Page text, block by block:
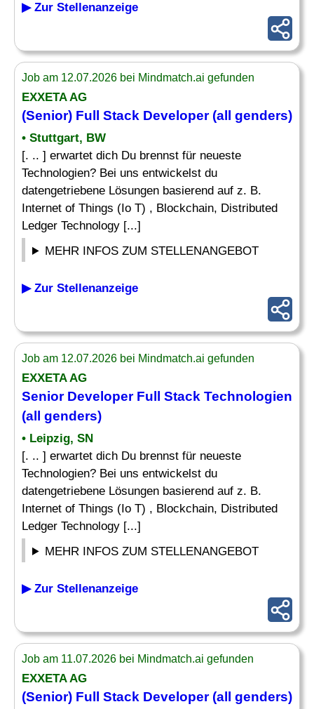
▶ Zur Stellenanzeige
Job am 12.07.2026 bei Mindmatch.ai gefunden
EXXETA AG
(Senior) Full Stack Developer(all genders)
• Stuttgart, BW
[. .. ] erwartet dich Du brennst für neueste
Technologien? Bei uns entwickelst du
datengetriebene Lösungen basierend auf z. B.
Internet of Things (Io T) , Blockchain, Distributed
Ledger Technology [...]
MEHR INFOS ZUM STELLENANGEBOT
▶ Zur Stellenanzeige
Job am 12.07.2026 bei Mindmatch.ai gefunden
EXXETA AG
Senior DeveloperFull Stack Technologien
(all genders)
• Leipzig, SN
[. .. ] erwartet dich Du brennst für neueste
Technologien? Bei uns entwickelst du
datengetriebene Lösungen basierend auf z. B.
Internet of Things (Io T) , Blockchain, Distributed
Ledger Technology [...]
MEHR INFOS ZUM STELLENANGEBOT
▶ Zur Stellenanzeige
Job am 11.07.2026 bei Mindmatch.ai gefunden
EXXETA AG
(Senior) Full Stack Developer(all genders)